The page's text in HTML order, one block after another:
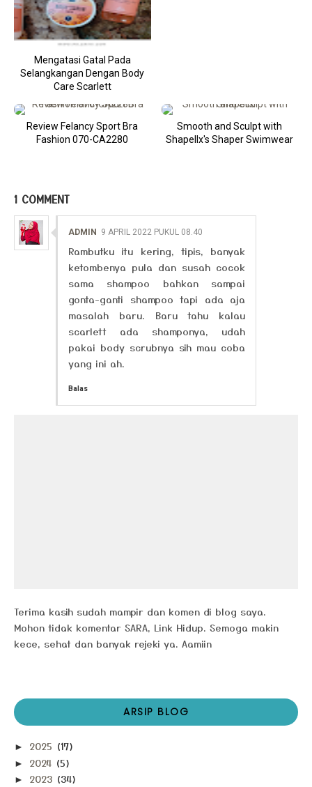
Mengatasi Gatal Pada
Selangkangan Dengan Body
Care Scarlett
Review Felancy Sport Bra
Fashion 070-CA2280
Smooth and Sculpt with
Shapellx's Shaper Swimwear
1 COMMENT
ADMIN 9 APRIL 2022 PUKUL 08.40
Rambutku itu kering, tipis, banyak
ketombenya pula dan susah cocok
sama shampoo bahkan sampai
gonta-ganti shampoo tapi ada aja
masalah baru. Baru tahu kalau
scarlett ada shamponya, udah
pakai body scrubnya sih mau coba
yang ini ah.
Balas
Terima kasih sudah mampir dan komen di blog saya.
Mohon tidak komentar SARA, Link Hidup. Semoga makin
kece, sehat dan banyak rejeki ya. Aamiin
ARSIP BLOG
► 2025 (17)
► 2024 (5)
► 2023 (34)